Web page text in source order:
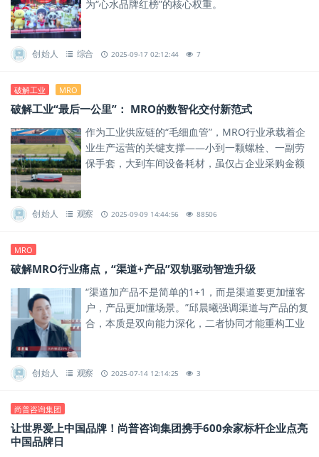
为“心水品牌红榜”的核心权重。
创始人 综合 2025-09-17 02:12:44 7
破解工业 MRO
破解工业“最后一公里”： MRO的数智化交付新范式
作为工业供应链的“毛细血管”，MRO行业承载着企
业生产运营的关键支撑——小到一颗螺栓、一副劳
保手套，大到车间设备耗材，虽仅占企业采购金额
创始人 观察 2025-09-09 14:44:56 88506
MRO
破解MRO行业痛点，“渠道+产品”双轨驱动智造升级
“渠道加产品不是简单的1+1，而是渠道要更加懂客
户，产品更加懂场景。”邱晨曦强调渠道与产品的复
合，本质是双向能力深化，二者协同才能重构工业
创始人 观察 2025-07-14 12:14:25 3
尚普咨询集团
让世界爱上中国品牌！尚普咨询集团携手600余家标杆企业点亮
中国品牌日